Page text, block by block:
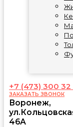
+7 (473) 300 32
ЗАКАЗАТЬ ЗВОНОК
Воронеж,
46А